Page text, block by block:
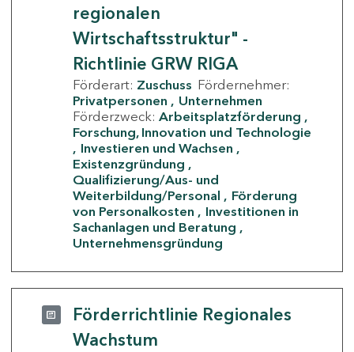
regionalen
Wirtschaftsstruktur" -
Richtlinie GRW RIGA
Förderart: Zuschuss Fördernehmer:
Privatpersonen
Unternehmen
Förderzweck: Arbeitsplatzförderung
Forschung, Innovation und Technologie
Investieren und Wachsen
Existenzgründung
Qualifizierung/Aus- und
Weiterbildung/Personal
Förderung
von Personalkosten
Investitionen in
Sachanlagen und Beratung
Unternehmensgründung
Förderrichtlinie Regionales
Wachstum